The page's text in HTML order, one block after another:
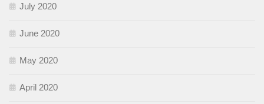
July 2020
June 2020
May 2020
April 2020